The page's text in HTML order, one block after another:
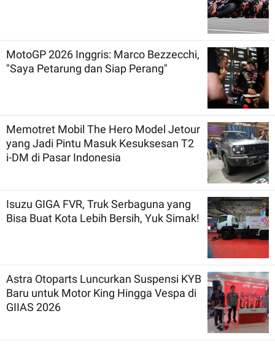
MotoGP 2026 Inggris: Marco Bezzecchi,
"Saya Petarung dan Siap Perang"
Memotret Mobil The Hero Model Jetour
yang Jadi Pintu Masuk Kesuksesan T2
i-DM di Pasar Indonesia
Isuzu GIGA FVR, Truk Serbaguna yang
Bisa Buat Kota Lebih Bersih, Yuk Simak!
Astra Otoparts Luncurkan Suspensi KYB
Baru untuk Motor King Hingga Vespa di
GIIAS 2026